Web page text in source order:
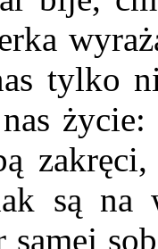
tylko
nas
są na